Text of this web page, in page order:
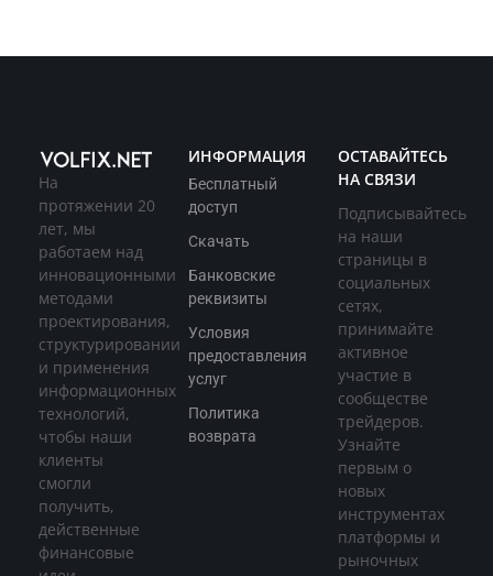
На
протяжении 20
лет, мы
работаем над
инновационными
методами
проектирования,
структурировании
и применения
информационных
технологий,
чтобы наши
клиенты
смогли
получить,
действенные
финансовые
ИНФОРМАЦИЯ
Бесплатный
доступ
Скачать
Банковские
реквизиты
Условия
предоставления
услуг
Политика
возврата
ОСТАВАЙТЕСЬ
НА СВЯЗИ
Подписывайтесь
на наши
страницы в
социальных
сетях,
принимайте
активное
участие в
сообществе
трейдеров.
Узнайте
первым о
новых
инструментах
платформы и
рыночных